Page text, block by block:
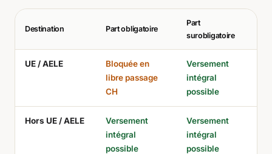
Destination Part obligatoire
Part
surobligatoire
UE / AELE
Bloquée en
libre passage
CH
Versement
intégral
possible
Hors UE / AELE
Versement
intégral
possible
Versement
intégral
possible